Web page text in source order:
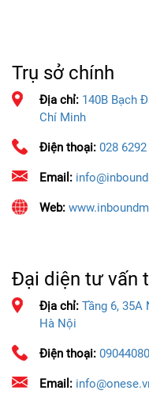
Trụ sở chính
Địa chỉ: 140B Bạch
Chí Minh
Điện thoại: 028
Email:
Web:
Đại diện tư vấn
Địa chỉ: Tầng 6, 35A
Hà Nội
Điện thoại:
Email: